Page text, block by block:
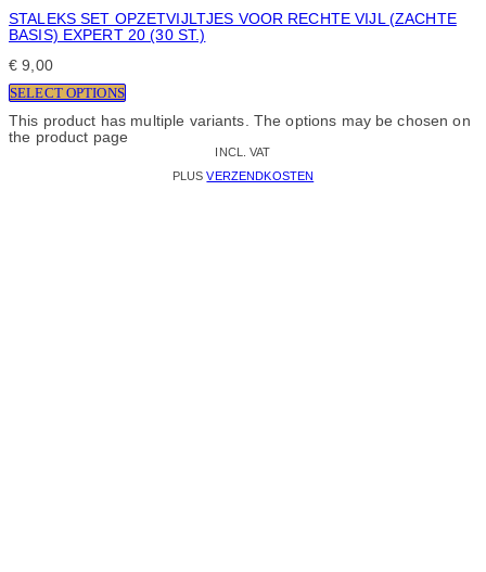
STALEKS SET OPZETVIJLTJES VOOR RECHTE VIJL (ZACHTE
BASIS) EXPERT 20 (30 ST.)
€ 9,00
SELECT OPTIONS
This product has multiple variants. The options may be chosen on
the product page
INCL. VAT
PLUSVERZENDKOSTEN